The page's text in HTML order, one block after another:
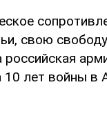
свою свободу
10 лет войны в